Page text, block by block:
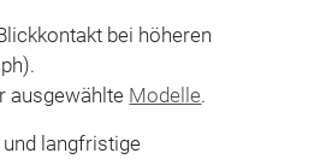
bei höheren
ausgewählte Modelle.
langfristige